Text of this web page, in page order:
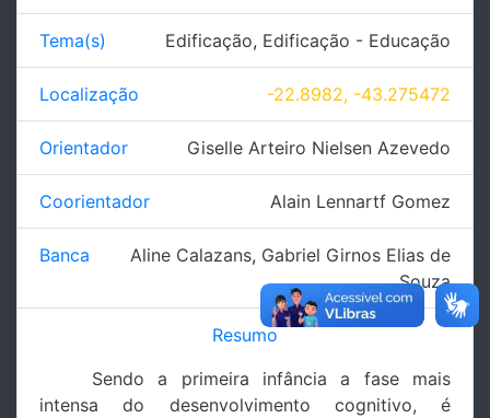
Tema(s) Edificação, Edificação - Educação
Localização -22.8982, -43.275472
Orientador Giselle Arteiro Nielsen Azevedo
Coorientador Alain Lennartf Gomez
Banca Aline Calazans, Gabriel Girnos Elias de
Souza
Resumo
Sendo a primeira infância a fase mais
intensa do desenvolvimento cognitivo, é